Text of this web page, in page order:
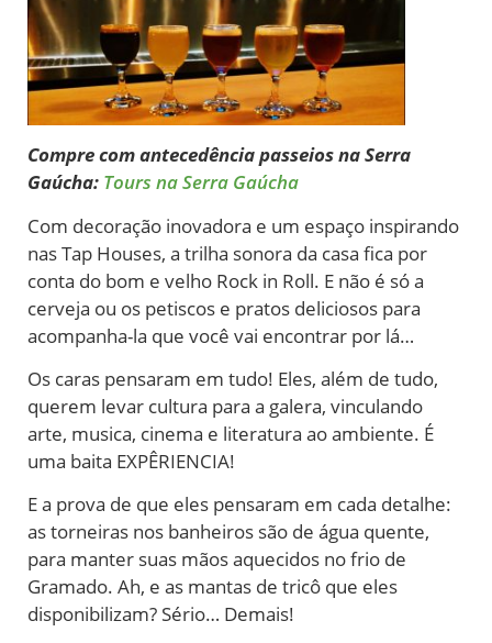
Compre com antecedência passeios na Serra
Gaúcha: Tours na Serra Gaúcha
Com decoração inovadora e um espaço inspirando
nas Tap Houses, a trilha sonora da casa fica por
conta do bom e velho Rock in Roll. E não é só a
cerveja ou os petiscos e pratos deliciosos para
acompanha-la que você vai encontrar por lá…
Os caras pensaram em tudo! Eles, além de tudo,
querem levar cultura para a galera, vinculando
arte, musica, cinema e literatura ao ambiente. É
uma baita EXPÊRIENCIA!
E a prova de que eles pensaram em cada detalhe:
as torneiras nos banheiros são de água quente,
para manter suas mãos aquecidos no frio de
Gramado. Ah, e as mantas de tricô que eles
disponibilizam? Sério… Demais!